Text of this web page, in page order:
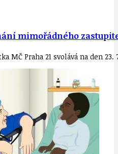
mimořádného
MČ Praha 21 svolává na den